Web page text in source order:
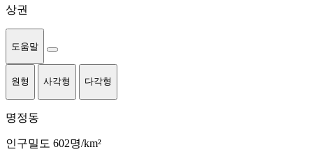
상권
도움말
원형 사각형 다각형
명정동
인구밀도 602명/km²